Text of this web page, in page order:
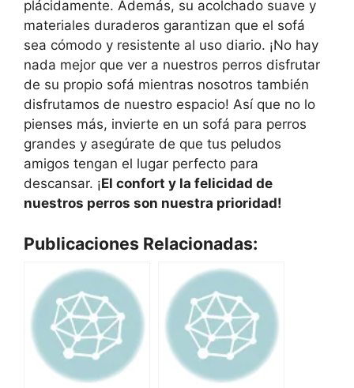
plácidamente. Además, su acolchado suave y
materiales duraderos garantizan que el sofá
sea cómodo y resistente al uso diario. ¡No hay
nada mejor que ver a nuestros perros disfrutar
de su propio sofá mientras nosotros también
disfrutamos de nuestro espacio! Así que no lo
pienses más, invierte en un sofá para perros
grandes y asegúrate de que tus peludos
amigos tengan el lugar perfecto para
descansar. ¡El confort y la felicidad de
nuestros perros son nuestra prioridad!
Publicaciones Relacionadas: